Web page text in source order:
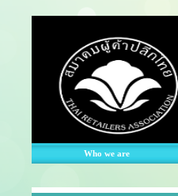
Who we are